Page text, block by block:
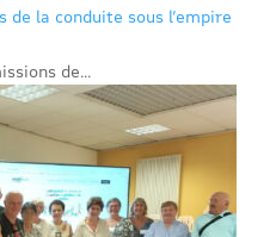
la conduite sous l’empire
de...